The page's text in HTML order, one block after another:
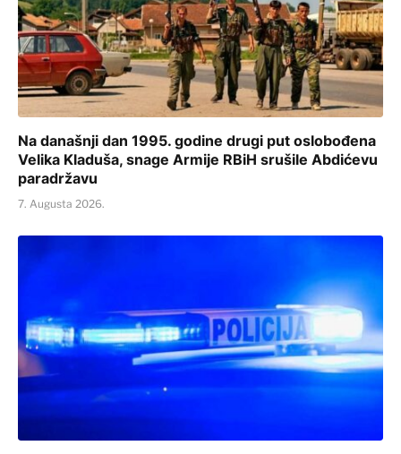
Na današnji dan 1995. godine drugi put oslobođena
Velika Kladuša, snage Armije RBiH srušile Abdićevu
paradržavu
7. Augusta 2026.